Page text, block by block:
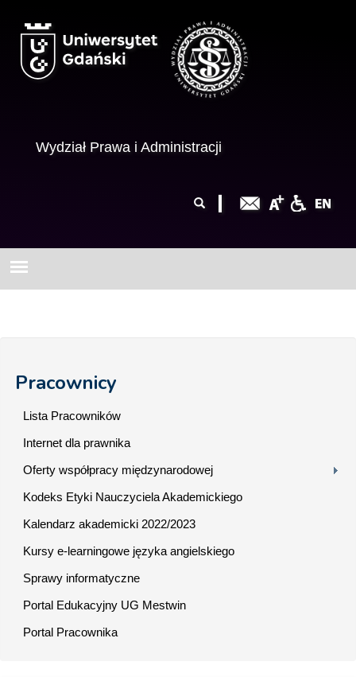
Wydział Prawa i Administracji
wyszukiwania
Pracownicy
Lista Pracowników
Internet dla prawnika
Oferty współpracy międzynarodowej
Kodeks Etyki Nauczyciela Akademickiego
Kalendarz akademicki 2022/2023
Kursy e-learningowe języka angielskiego
Sprawy informatyczne
Portal Edukacyjny UG Mestwin
Portal Pracownika